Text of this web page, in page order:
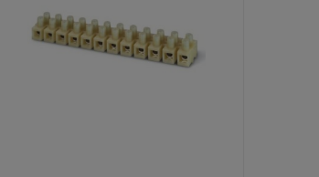
natynkowych oraz IP40 podtynkowych 12-24
&18-36-54 modułowych)
- wyposażona w nośnik izolacyjny